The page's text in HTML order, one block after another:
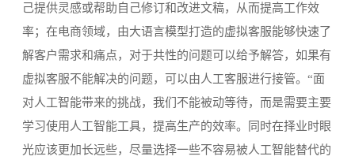
己提供灵感或帮助自己修订和改进文稿，从而提高工作效
率；在电商领域，由大语言模型打造的虚拟客服能够快速了
解客户需求和痛点，对于共性的问题可以给予解答，如果有
虚拟客服不能解决的问题，可以由人工客服进行接管。“面
对人工智能带来的挑战，我们不能被动等待，而是需要主要
学习使用人工智能工具，提高生产的效率。同时在择业时眼
光应该更加长远些，尽量选择一些不容易被人工智能替代的